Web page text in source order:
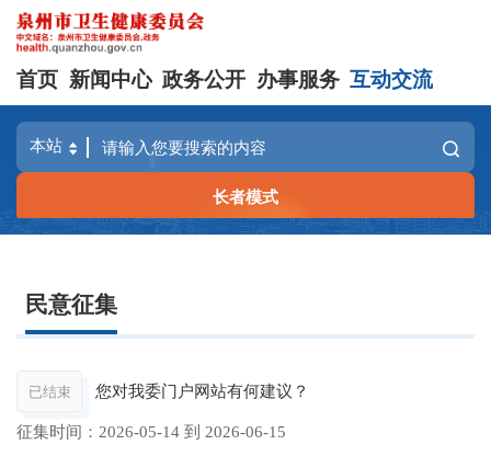
首页 新闻中心 政务公开 办事服务 互动交流
长者模式
民意征集
已结束 您对我委门户网站有何建议？
征集时间： 2026-05-14 到 2026-06-15